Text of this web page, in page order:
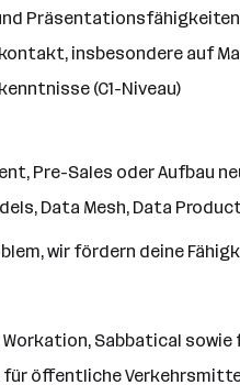
Präsentationsfähigkeiten
insbesondere auf
(C1-Niveau)
Pre-Sales oder Aufbau
Data Mesh, Data
wir fördern deine
Workation, Sabbatical
öffentliche